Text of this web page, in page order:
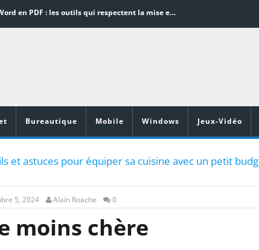
Word en PDF : les outils qui respectent la mise en page
Vidéoprojecteurs Asus : Top 6 des meilleurs modèles de la marque
Bureautique Mobile Windows Jeux-Vidéo
et astuces pour équiper sa cuisine avec un petit
5, 2024 Alain Roache 0
moins chère